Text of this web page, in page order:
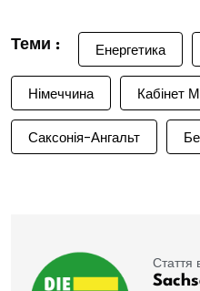
Теми : Енергетика
Німеччина Кабінет
Саксонія-Ангальт
Стаття